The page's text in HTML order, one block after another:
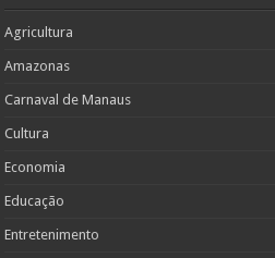
Agricultura
Amazonas
Carnaval de Manaus
Cultura
Economia
Educação
Entretenimento